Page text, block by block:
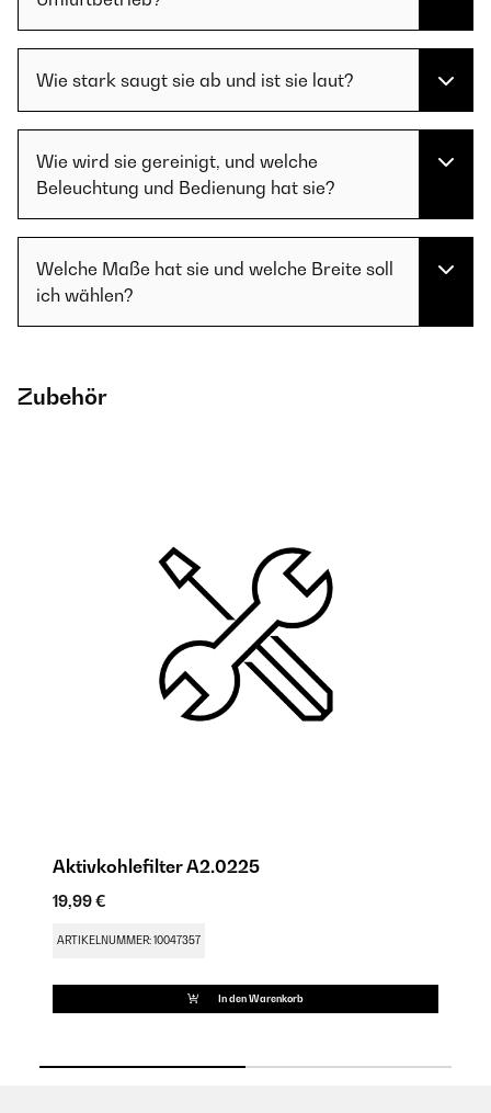
Wie stark saugt sie ab und ist sie laut?
Wie wird sie gereinigt, und welche
Beleuchtung und Bedienung hat sie?
Welche Maße hat sie und welche Breite soll
ich wählen?
Zubehör
Aktivkohlefilter A2.0225
19,99 €
ARTIKELNUMMER: 10047357
In den Warenkorb